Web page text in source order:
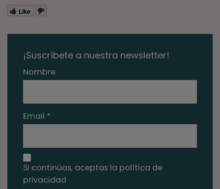
Like
¡Suscríbete a nuestra newsletter!
Nombre
Email *
Si continúas, aceptas la política de
privacidad